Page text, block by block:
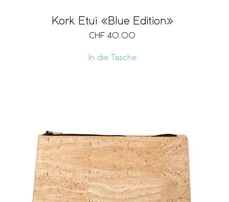
Kork Etui «Blue Edition»
CHF 40.00
In die Tasche